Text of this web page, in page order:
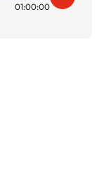
01:00:00